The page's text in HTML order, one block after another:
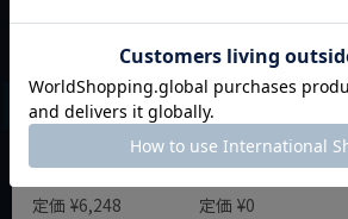
WIT マルチアングル
クィックツール CL-
917
動画あり 夏セール
定価 ¥6,248
WIT マグネットツ
ルマット ブラック
動画あり 夏セール
定価 ¥0